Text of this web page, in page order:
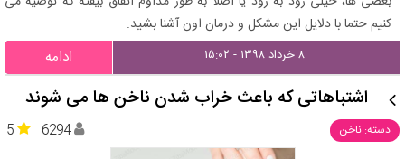
کنیم حتما با دلایل این مشکل و درمان اون آشنا بشید.
۸ خرداد ۱۳۹۸ - ۱۵:۰۲ ادامه
اشتباهاتی که باعث خراب شدن ناخن ها می شوند
دسته: ناخن 5 6294